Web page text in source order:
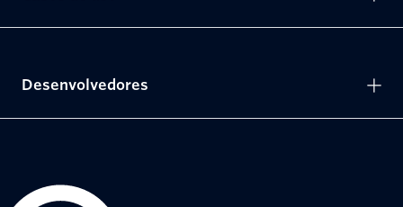
Desenvolvedores